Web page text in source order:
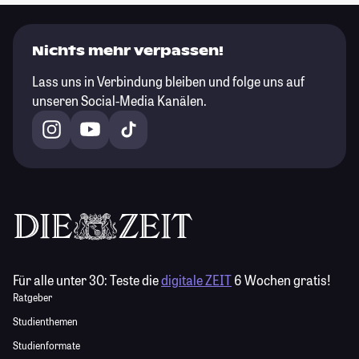
Nichts mehr verpassen!
Lass uns in Verbindung bleiben und folge uns auf
unseren Social-Media Kanälen.
Für alle unter 30:Teste diedigitale ZEIT6 Wochen gratis!
Ratgeber
Studienthemen
Studienformate